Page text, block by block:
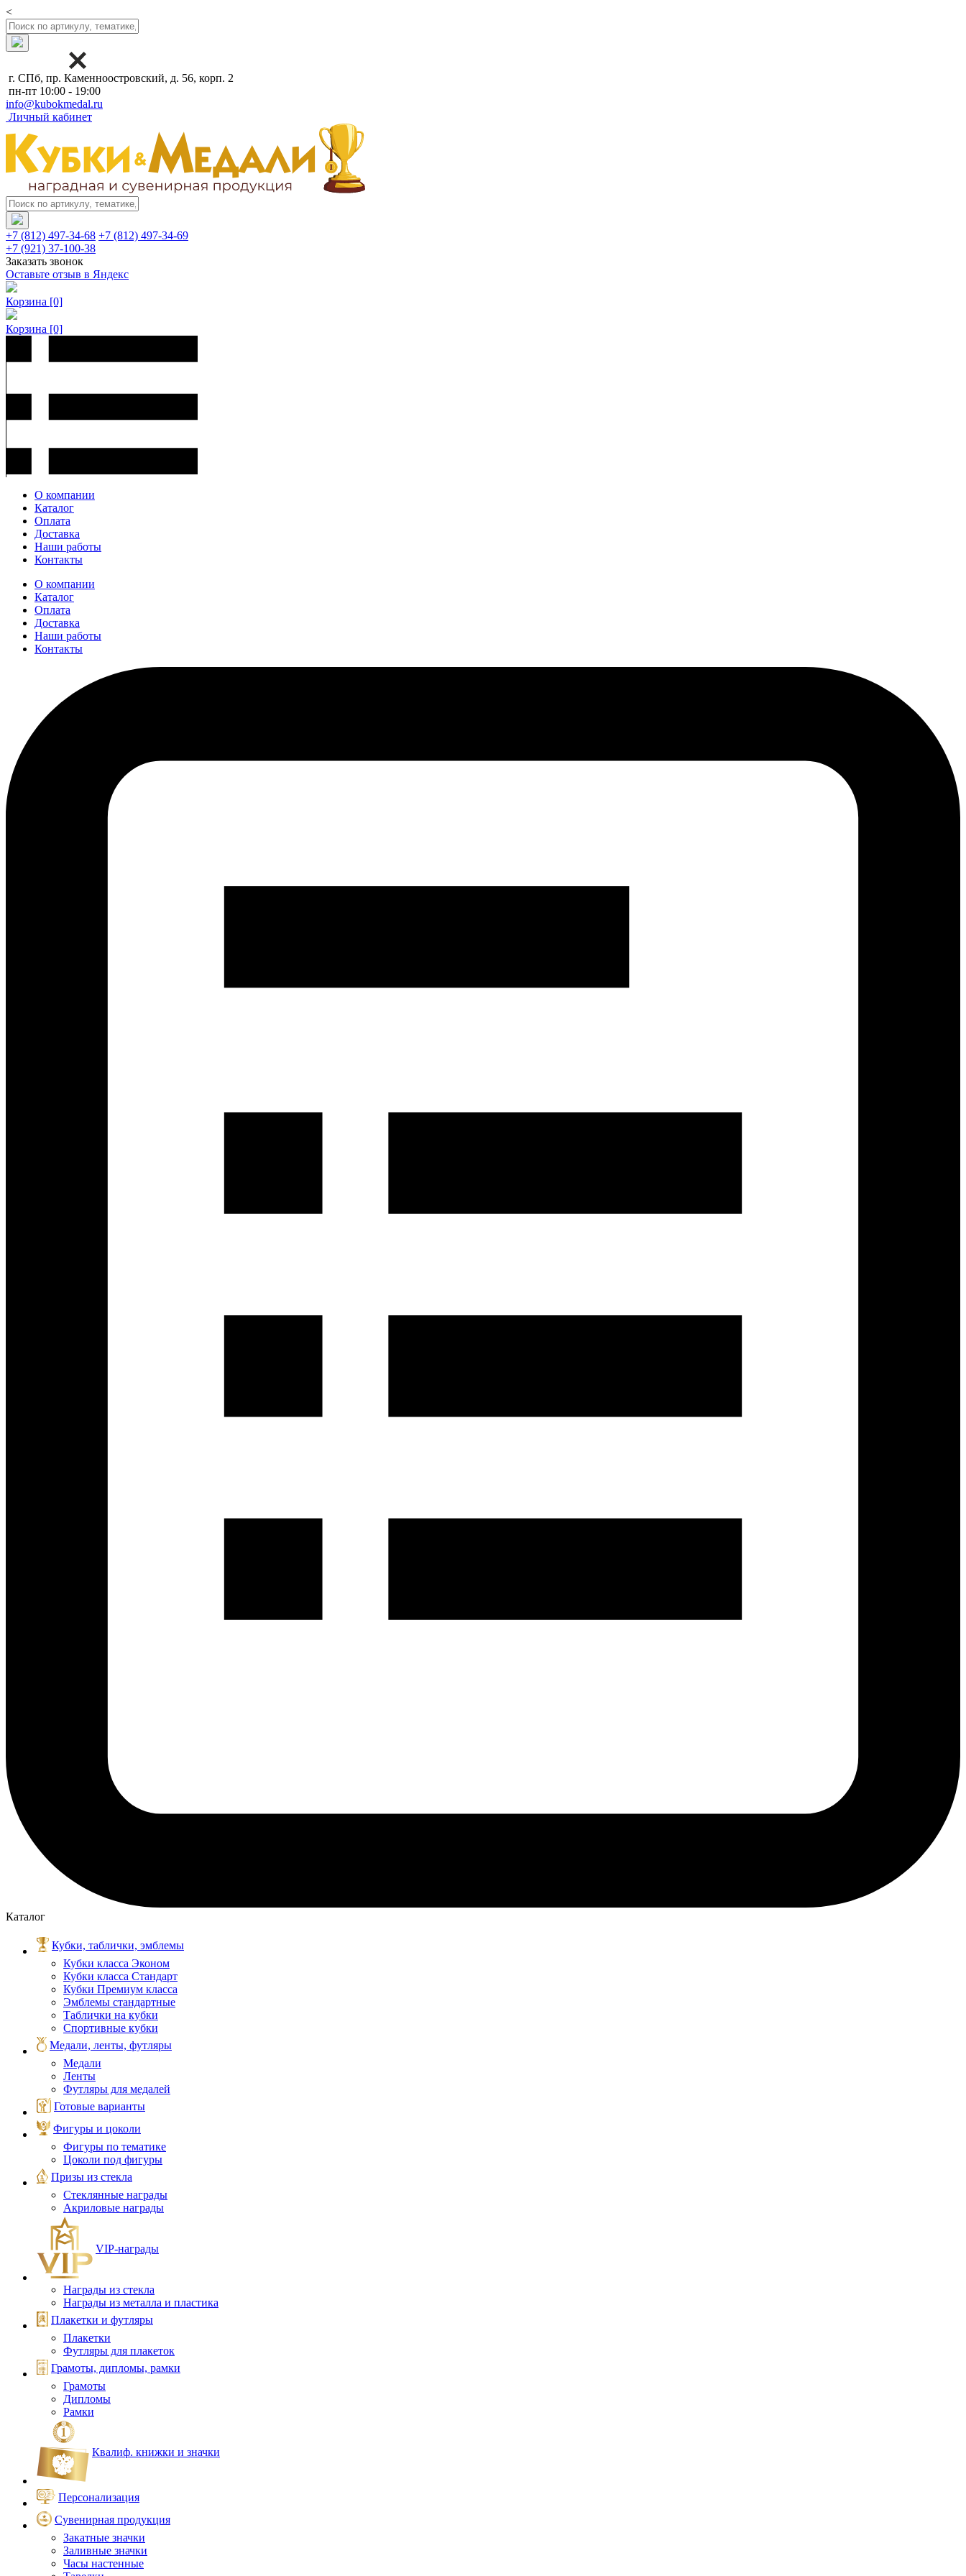
<
г. СПб, пр. Каменноостровский, д. 56, корп. 2
пн-пт 10:00 - 19:00
info@kubokmedal.ru
Личный кабинет
+7 (812) 497-34-68 +7 (812) 497-34-69
+7 (921) 37-100-38
Заказать звонок
Оставьте отзыв в Яндекс
Корзина [0]
Корзина [0]
О компании
Каталог
Оплата
Доставка
Наши работы
Контакты
О компании
Каталог
Оплата
Доставка
Наши работы
Контакты
Каталог
Кубки, таблички, эмблемы
Кубки класса Эконом
Кубки класса Стандарт
Кубки Премиум класса
Эмблемы стандартные
Таблички на кубки
Спортивные кубки
Медали, ленты, футляры
Медали
Ленты
Футляры для медалей
Готовые варианты
Фигуры и цоколи
Фигуры по тематике
Цоколи под фигуры
Призы из стекла
Стеклянные награды
Акриловые награды
VIP‑награды
Награды из стекла
Награды из металла и пластика
Плакетки и футляры
Плакетки
Футляры для плакеток
Грамоты, дипломы, рамки
Грамоты
Дипломы
Рамки
Квалиф. книжки и значки
Персонализация
Сувенирная продукция
Закатные значки
Заливные значки
Часы настенные